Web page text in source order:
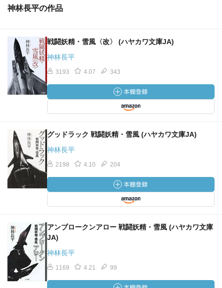
神林長平の作品
戦闘妖精・雪風〈改〉 (ハヤカワ文庫JA)
神林長平
3193 4.07 343
グッドラック 戦闘妖精・雪風 (ハヤカワ文庫JA)
神林長平
2198 4.10 204
アンブロークンアロー 戦闘妖精・雪風 (ハヤカワ文庫
JA)
神林長平
1169 4.21 99